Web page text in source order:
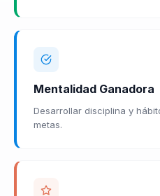
Mentalidad Ganadora
Desarrollar disciplina y
metas.